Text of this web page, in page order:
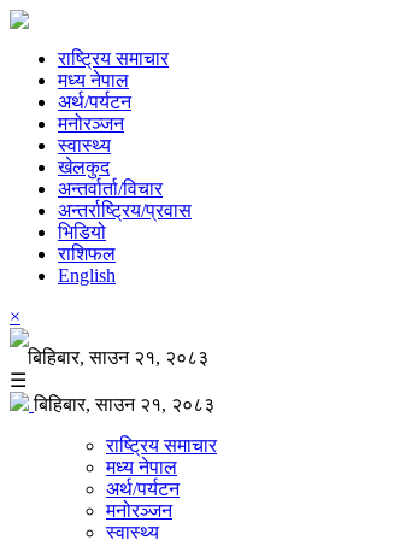
राष्ट्रिय समाचार
मध्य नेपाल
अर्थ/पर्यटन
मनोरञ्जन
स्वास्थ्य
खेलकुद
अन्तर्वार्ता/विचार
अन्तर्राष्ट्रिय/प्रवास
भिडियो
राशिफल
English
×
बिहिबार, साउन २१, २०८३
☰
बिहिबार, साउन २१, २०८३
राष्ट्रिय समाचार
मध्य नेपाल
अर्थ/पर्यटन
मनोरञ्जन
स्वास्थ्य